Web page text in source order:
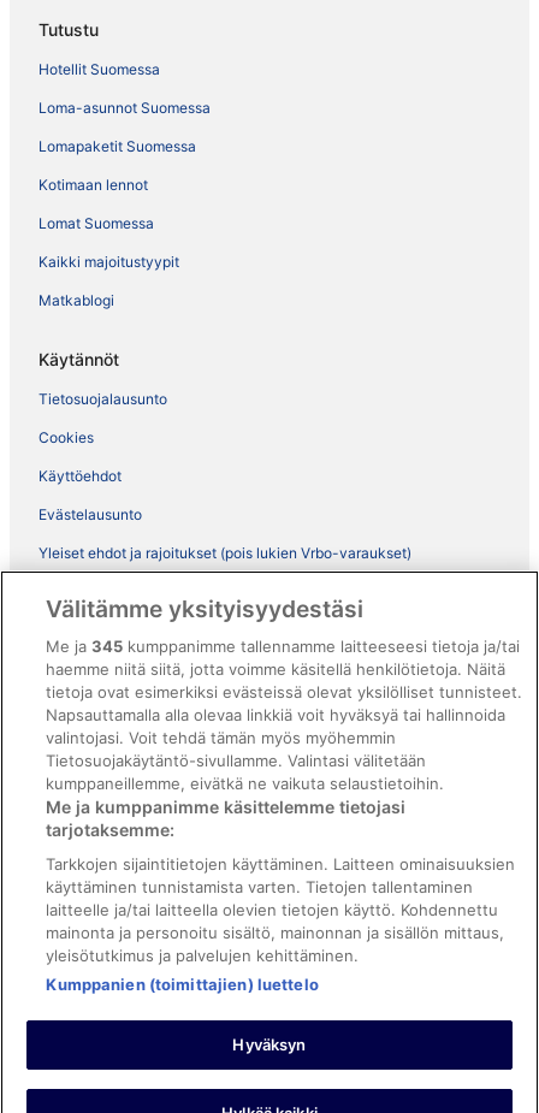
Tutustu
Hotellit Suomessa
Loma-asunnot Suomessa
Lomapaketit Suomessa
Kotimaan lennot
Lomat Suomessa
Kaikki majoitustyypit
Matkablogi
Käytännöt
Tietosuojalausunto
Cookies
Käyttöehdot
Evästelausunto
Yleiset ehdot ja rajoitukset (pois lukien Vrbo-varaukset)
ebookers BONUS+ -ohjelman ehdot
Oikeudelliset tiedot / ota meihin yhteyttä
Sisältövaatimukset ja ilmoituksen tekeminen sisällöstä
Tuki
Ota yhteyttä
Varauksen muuttaminen tai peruuttaminen
Varaa lento lentoyhtiön hyvityskupongeilla
Hyvityksen hakeminen ja aikarajat
©2026 Expedia, Inc., Expedia Groupin yritys. Kaikki oikeudet
pidätetään. ebookers ja ebookersin logo ovat Expedia, Inc.:n
Välitämme yksityisyydestäsi
Me ja345 kumppanimme tallennamme laitteeseesi tietoja ja/tai
haemme niitä siitä, jotta voimme käsitellä henkilötietoja. Näitä
tietoja ovat esimerkiksi evästeissä olevat yksilölliset tunnisteet.
Napsauttamalla alla olevaa linkkiä voit hyväksyä tai hallinnoida
valintojasi. Voit tehdä tämän myös myöhemmin
Tietosuojakäytäntö-sivullamme. Valintasi välitetään
kumppaneillemme, eivätkä ne vaikuta selaustietoihin.
Me ja kumppanimme käsittelemme tietojasi
tarjotaksemme:
Tarkkojen sijaintitietojen käyttäminen. Laitteen ominaisuuksien
käyttäminen tunnistamista varten. Tietojen tallentaminen
laitteelle ja/tai laitteella olevien tietojen käyttö. Kohdennettu
mainonta ja personoitu sisältö, mainonnan ja sisällön mittaus,
yleisötutkimus ja palvelujen kehittäminen.
Kumppanien (toimittajien) luettelo
Hyväksyn